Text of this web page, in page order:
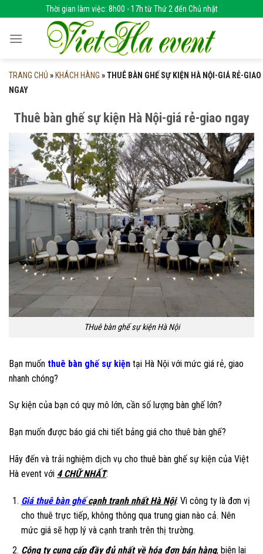
to
content
Thời gian làm việc: 8h00 - 17h từ Thứ 2 đến Chủ nhật
TRANG CHỦ » KHÁCH HÀNG »THUÊ BÀN GHẾ SỰ KIỆN HÀ NỘI-GIÁ RẺ-GIAO
NGAY
Thuê bàn ghế sự kiện Hà Nội-giá rẻ-giao ngay
THuê bàn ghế sự kiện Hà Nội
Bạn muốn thuê bàn ghế sự kiện tại Hà Nội với mức giá rẻ, giao
nhanh chóng?
Sự kiện của bạn có quy mô lớn, cần số lượng bàn ghế lớn?
Bạn muốn được báo giá chi tiết bảng giá cho thuê bàn ghế?
Hãy đến và trải nghiệm dịch vụ cho thuê bàn ghế sự kiện của Việt
Hà event với 4 CHỮ NHẤT:
Giá thuê bàn ghếcạnh tranh nhất Hà Nội: Vì công ty là đơn vị
cho thuê trực tiếp, không thông qua trung gian nào cả. Nên
mức giá sẽ hợp lý và cạnh tranh trên thị trường.
Công ty cung cấp đầy đủ nhất về hóa đơn bán hàng, biên lai